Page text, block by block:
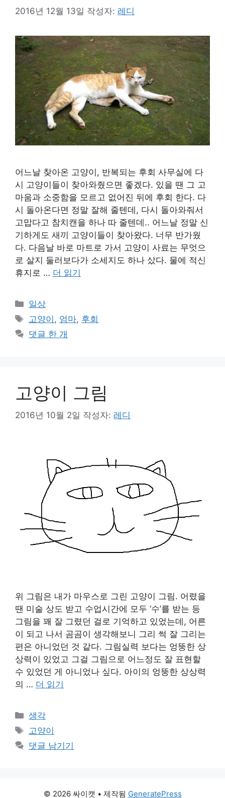
2016년 12월 13일 작성자: 레디
어느날 찾아온 고양이, 반복되는 후회 사무실에 다
시 고양이들이 찾아와줬으면 좋겠다. 있을 땐 그 고
마움과 소중함을 모르고 없어진 뒤에 후회 한다. 다
시 돌아온다면 정말 잘해 줄텐데, 다시 돌아와줘서
고맙다고 참치캔을 하나 따 줄텐데.. 어느날 정말 신
기하게도 새끼 고양이들이 찾아왔다. 너무 반가웠
다. 다음날 바로 마트로 가서 고양이 사료는 무엇으
로 살지 둘러보다가 소세지도 하나 샀다. 물에 적신
휴지로 … 더 읽기
카
테
리
일상
태
그
고양이 , 엄마, 후회
댓글 한 개
고양이 그림
2016년 10월 2일 작성자: 레디
위 그림은 내가 마우스로 그린 고양이 그림. 어렸을
땐 미술 상도 받고 수업시간에 모두 ‘수’를 받는 등
그림을 꽤 잘 그렸던 걸로 기억하고 있었는데, 어른
이 되고 나서 곰곰이 생각해보니 그리 썩 잘 그리는
편은 아니었던 것 같다. 그림실력 보다는 엉뚱한 상
상력이 있었고 그걸 그림으로 어느정도 잘 표현할
수 있었던 게 아니었나 싶다. 아이의 엉뚱한 상상력
의 … 더 읽기
카
테
리
생각
태
그
고양이
댓글 남기기
© 2026 싸이캣 • 제작됨 GeneratePress